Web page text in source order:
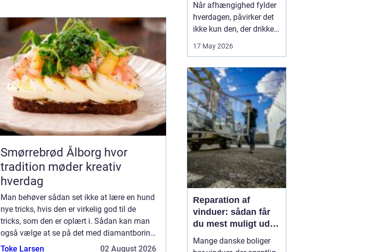
Smørrebrød Ålborg hvor
tradition møder kreativ
hverdag
Man behøver sådan set ikke at lære en hund
nye tricks, hvis den er virkelig god til de
tricks, som den er oplært i. Sådan kan man
også vælge at se på det med diamantboring
på Sjælland, hvor man har et firma, som der
Toke Larsen 02 August 2026
Når afhængighed fylder
hverdagen, påvirker det
ikke kun den, der drikker,
medicin. Hele familien
Mange går længe alene
med problemerne, før de
søger hjælp. Her kan
misbrugsbehandling
være et afgørende...
17 May 2026
Reparation af
vinduer: sådan får
du mest muligt ud af
dine gamle rammer
Mange danske boliger